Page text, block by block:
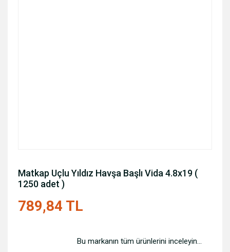
Matkap Uçlu Yıldız Havşa Başlı Vida 4.8x19 (
1250 adet )
789,84 TL
Bu markanın tüm ürünlerini inceleyin...